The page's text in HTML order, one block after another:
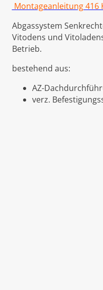
Montageanleitung 416
Abgassystem
Vitodens und
Betrieb.
bestehend aus:
AZ-
verz.